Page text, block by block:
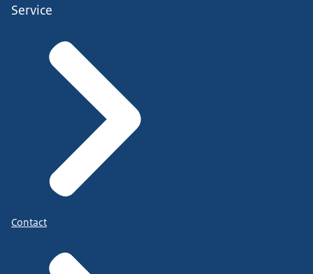
Service
Contact